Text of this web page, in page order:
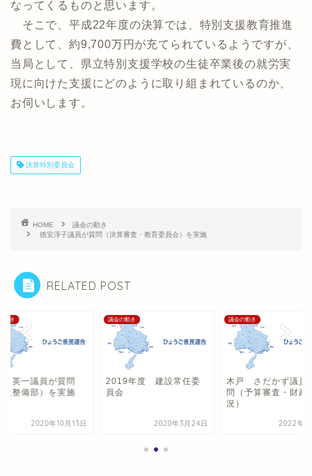
なってくるものと思います。
そこで、平成22年度の決算では、特別支援教育推進
費として、約9,700万円が充てられているようですが、
当局として、県立特別支援学校の生徒卒業後の就労実
現に向けた支援にどのように取り組まれているのか、
お伺いします。
決算特別委員会
HOME
議会の動き
徳安淳子議員が質問（決算審査・教育委員会）を実施
RELATED POST
動き
英一議員が質問
土整備部）を実施
2020年10月13日
議会の動き
2019年度 建設常任委
員会
2020年3月24日
議会の動き
木戸 さだかず議員
問（予算審査・財政
況）
2022年3